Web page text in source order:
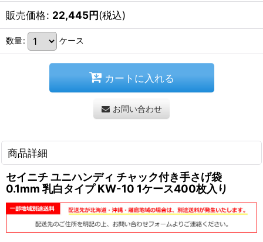
販売価格: 22,445円(税込)
数量: ケース
カートに入れる
お問い合わせ
商品詳細
セイニチ ユニハンディ チャック付き手さげ袋
0.1mm 乳白タイプ KW-10 1ケース400枚入り